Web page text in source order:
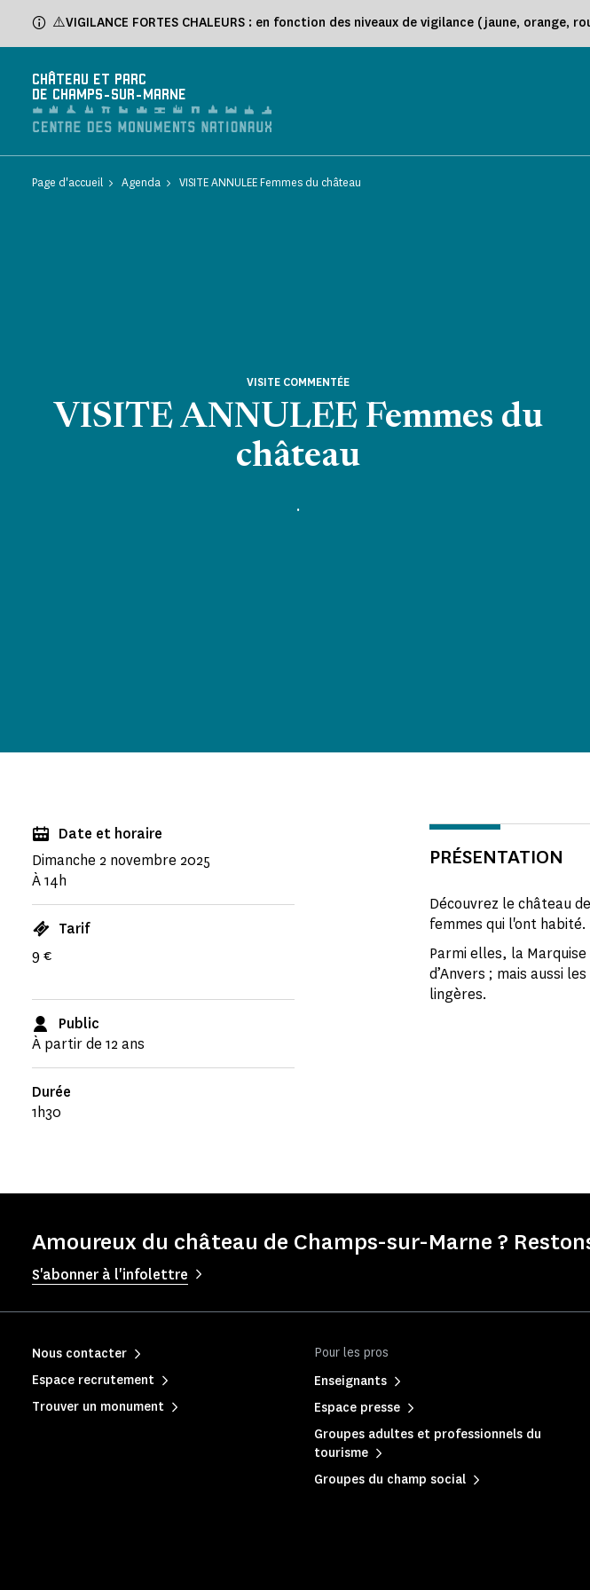
⚠️VIGILANCE FORTES CHALEURS : en fonction des niveaux de vigilance (jaune,
CHÂTEAU ET PARC
DE CHAMPS-SUR-MARNE
Page d'accueil Agenda VISITE ANNULEE Femmes du château
VISITE ANNULEE Femmes du
château
VISITE COMMENTÉE
.
Date et horaire
Dimanche 2 novembre 2025
À 14h
Tarif
9 €
Public
À partir de 12 ans
Durée
1h30
PRÉSENTATION
Découvrez le château
femmes qui l'ont habité.
Parmi elles, la
d’Anvers ; mais aussi
lingères.
Amoureux du château de Champs-sur-Marne ?
S'abonner à l'infolettre
Pour les pros
Enseignants
Espace presse
Groupes adultes et professionnels du
tourisme
Groupes du champ social
Nous contacter
Espace recrutement
Trouver un monument